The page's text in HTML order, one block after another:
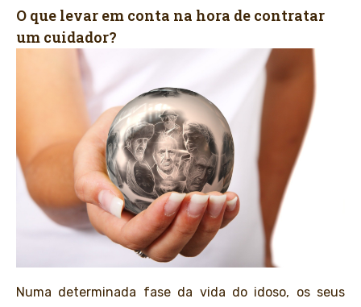
O que levar em conta na hora de contratar
um cuidador?
Numa determinada fase da vida do idoso, os seus